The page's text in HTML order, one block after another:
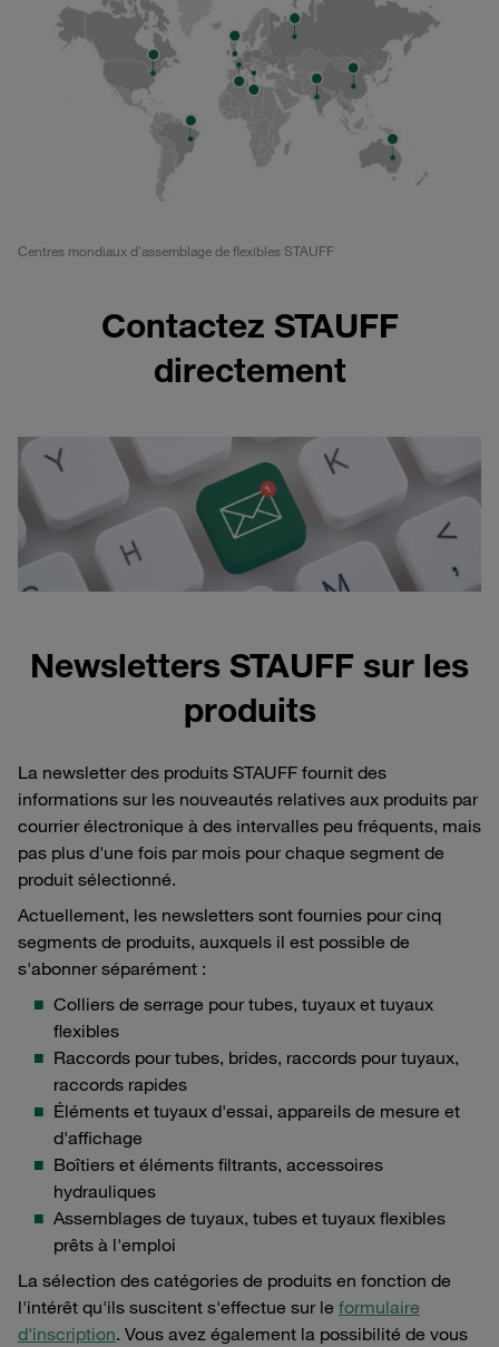
Centres mondiaux d'assemblage de flexibles STAUFF
Contactez STAUFF
directement
Newsletters STAUFF sur les
produits
La newsletter des produits STAUFF fournit des
informations sur les nouveautés relatives aux produits par
courrier électronique à des intervalles peu fréquents, mais
pas plus d'une fois par mois pour chaque segment de
produit sélectionné.
Actuellement, les newsletters sont fournies pour cinq
segments de produits, auxquels il est possible de
s'abonner séparément :
Colliers de serrage pour tubes, tuyaux et tuyaux
flexibles
Raccords pour tubes, brides, raccords pour tuyaux,
raccords rapides
Éléments et tuyaux d'essai, appareils de mesure et
d'affichage
Boîtiers et éléments filtrants, accessoires
hydrauliques
Assemblages de tuyaux, tubes et tuyaux flexibles
prêts à l'emploi
La sélection des catégories de produits en fonction de
l'intérêt qu'ils suscitent s'effectue sur le formulaire
d'inscription. Vous avez également la possibilité de vous